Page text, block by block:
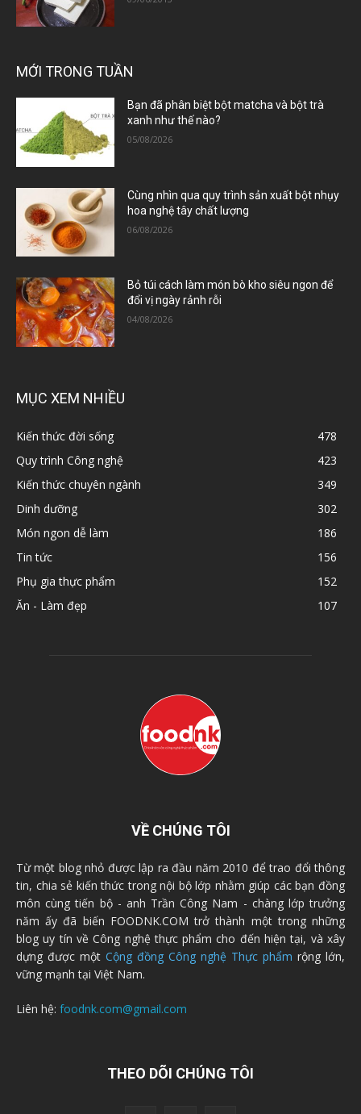
MỚI TRONG TUẦN
Bạn đã phân biệt bột matcha và bột trà
xanh như thế nào?
05/08/2026
Cùng nhìn qua quy trình sản xuất bột nhụy
hoa nghệ tây chất lượng
06/08/2026
Bỏ túi cách làm món bò kho siêu ngon để
đổi vị ngày rảnh rỗi
04/08/2026
MỤC XEM NHIỀU
Kiến thức đời sống
478
Quy trình Công nghệ
423
Kiến thức chuyên ngành
349
Dinh dưỡng
302
Món ngon dễ làm
186
Tin tức
156
Phụ gia thực phẩm
152
Ăn - Làm đẹp
107
VỀ CHÚNG TÔI
Từ một blog nhỏ được lập ra đầu năm 2010 để trao đổi thông
tin, chia sẻ kiến thức trong nội bộ lớp nhằm giúp các bạn đồng
môn cùng tiến bộ - anh Trần Công Nam - chàng lớp trưởng
năm ấy đã biến FOODNK.COM trở thành một trong những
blog uy tín về Công nghệ thực phẩm cho đến hiện tại, và xây
dựng được một Cộng đồng Công nghệ Thực phẩm rộng lớn,
vững mạnh tại Việt Nam.
Liên hệ: foodnk.com@gmail.com
THEO DÕI CHÚNG TÔI